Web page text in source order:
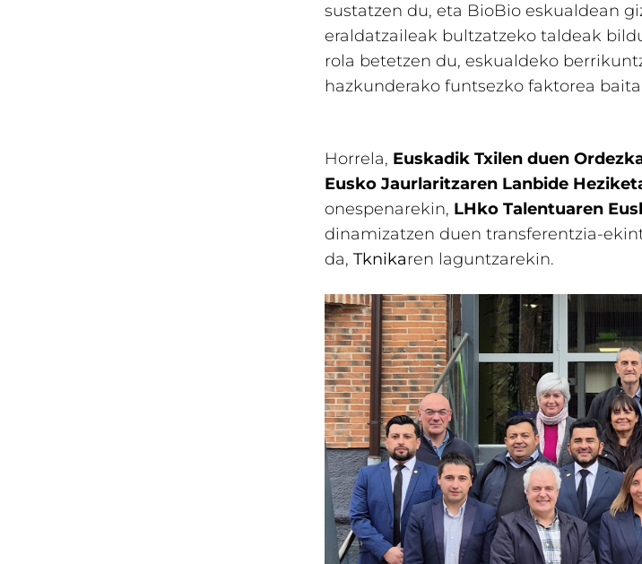
sustatzen du, eta BioBio eskualdean
eraldatzaileak bultzatzeko taldeak
rola betetzen du, eskualdeko
hazkunderako funtsezko faktorea
Horrela, Euskadik Txilen duen
Eusko Jaurlaritzaren Lanbide
onespenarekin, LHko Talentuaren
dinamizatzen duen transferentzia-
da, Tknikaren laguntzarekin.